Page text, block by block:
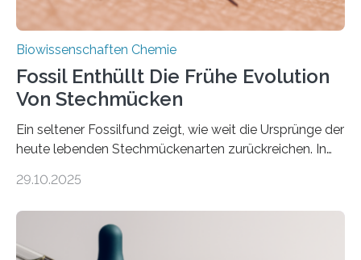
Biowissenschaften Chemie
Fossil Enthüllt Die Frühe Evolution
Von Stechmücken
Ein seltener Fossilfund zeigt, wie weit die Ursprünge der
heute lebenden Stechmückenarten zurückreichen. In
Forschende die bisher älteste bekannte Stechmücken-
Region Kachin in Myanmar und hat sich in
ausgezeichnetem Zustand erhalten. Es konnte als neue
29.10.2025